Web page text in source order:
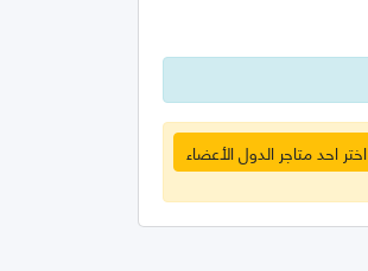
اختر احد متاجر الدول الأعضاء